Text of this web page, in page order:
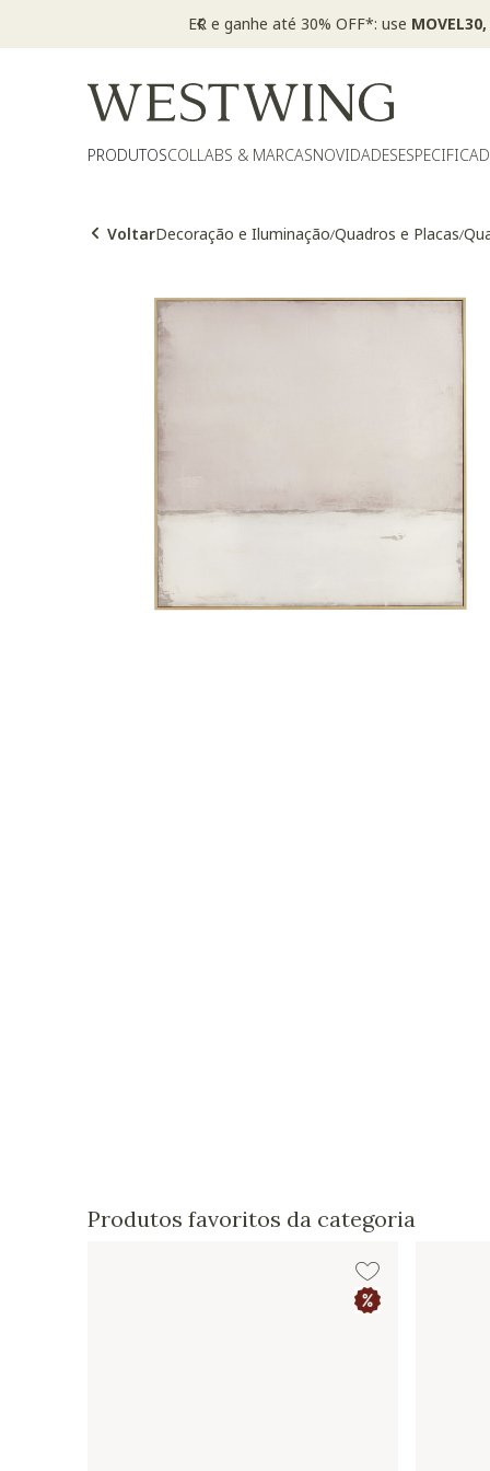
PRODUTOSCOLLABS & MARCASNOVIDADES
VoltarDecoração e Iluminação/Quadros e Placas/
Produtos favoritos da categoria